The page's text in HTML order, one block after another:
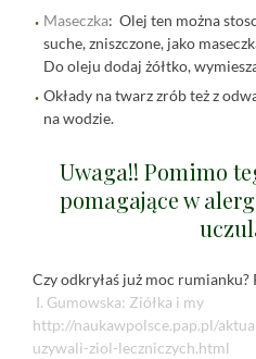
Maseczka: Olej ten można
suche, zniszczone, jako
Do oleju dodaj żółtko,
Okłady na twarz zrób też z
na wodzie.
Uwaga!! Pomimo
pomagające w
Czy odkryłaś już moc
I. Gumowska: Ziółka i my
http://naukawpolsce.pap.pl/
uzywali-ziol-leczniczych.html